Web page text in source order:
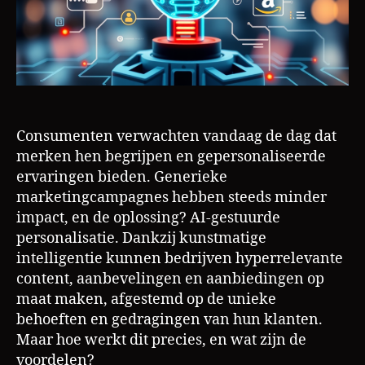
Consumenten verwachten vandaag de dag dat
merken hen begrijpen en gepersonaliseerde
ervaringen bieden. Generieke
marketingcampagnes hebben steeds minder
impact, en de oplossing? AI-gestuurde
personalisatie. Dankzij kunstmatige
intelligentie kunnen bedrijven hyperrelevante
content, aanbevelingen en aanbiedingen op
maat maken, afgestemd op de unieke
behoeften en gedragingen van hun klanten.
Maar hoe werkt dit precies, en wat zijn de
voordelen?